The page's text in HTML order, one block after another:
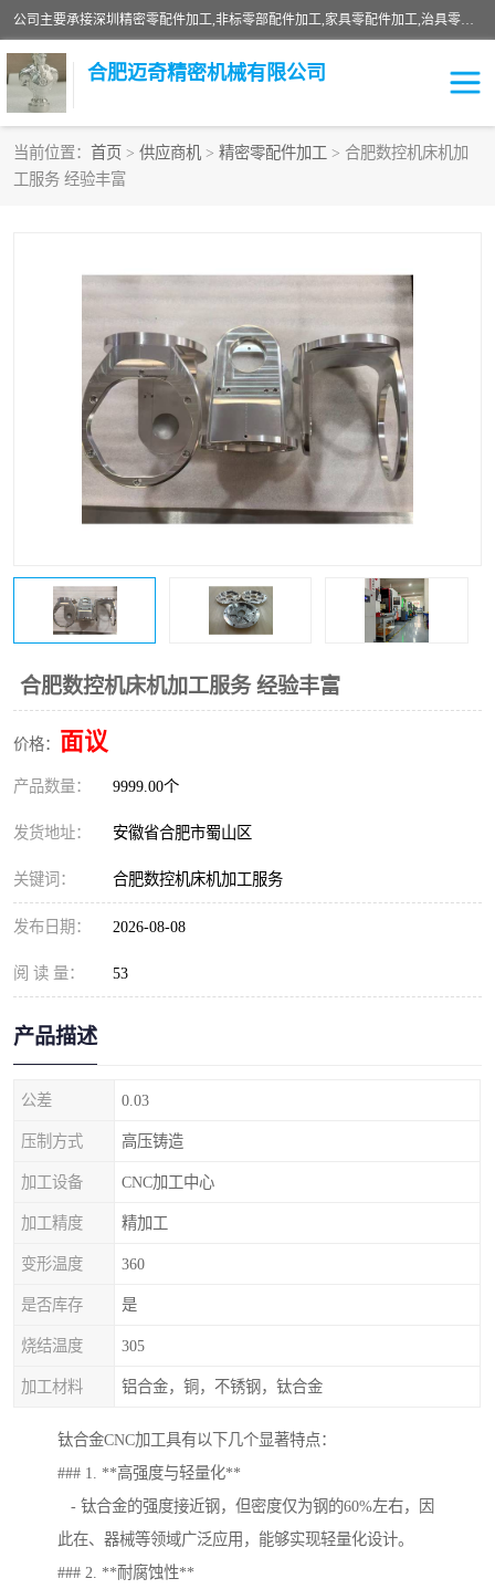
公司主要承接深圳精密零配件加工,非标零部配件加工,家具零配件加工,治具零配件加工,安徽精密零配件加工等各种各种精密机械加工，欢迎来来电咨询！
合肥迈奇精密机械有限公司
当前位置： 首页 > 供应商机 > 精密零配件加工 > 合肥数控机床机加
工服务 经验丰富
合肥数控机床机加工服务 经验丰富
价格： 面议
产品数量： 9999.00个
发货地址： 安徽省合肥市蜀山区
关键词： 合肥数控机床机加工服务
发布日期： 2026-08-08
阅 读 量： 53
产品描述
公差 0.03
压制方式 高压铸造
加工设备 CNC加工中心
加工精度 精加工
变形温度 360
是否库存 是
烧结温度 305
加工材料 铝合金，铜，不锈钢，钛合金
钛合金CNC加工具有以下几个显著特点：
### 1. **高强度与轻量化**
- 钛合金的强度接近钢，但密度仅为钢的60%左右，因
此在、器械等领域广泛应用，能够实现轻量化设计。
### 2. **耐腐蚀性**
铣床加工
数控精密机加工
零部件机加工 机床零件加工
CNC加工 数控机床加工
不锈钢加工